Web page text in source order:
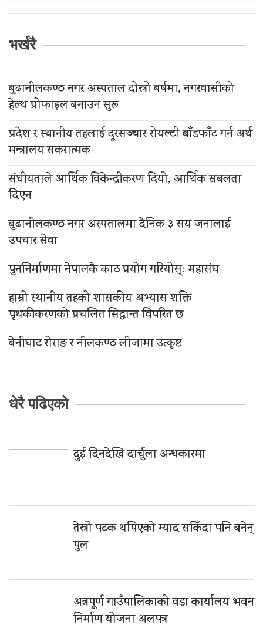
भर्खरै
बुढानीलकण्ठ नगर अस्पताल दोस्रो बर्षमा, नगरवासीको
हेल्थ प्रोफाइल बनाउन सुरू
प्रदेश र स्थानीय तहलाई दूरसञ्चार रोयल्टी बाँडफाँट गर्न अर्थ
मन्त्रालय सकरात्मक
संघीयताले आर्थिक विकेन्द्रीकरण दियो, आर्थिक सबलता
दिएन
बुढानीलकण्ठ नगर अस्पतालमा दैनिक ३ सय जनालाई
उपचार सेवा
पुननिर्माणमा नेपालकै काठ प्रयोग गरियोस्ः महासंघ
हाम्रो स्थानीय तहको शासकीय अभ्यास शक्ति
पृथकीकरणको प्रचलित सिद्धान्त विपरित छ
बेनीघाट रोराङ र नीलकण्ठ लीजामा उत्कृष्ट
धेरै पढिएको
दुई दिनदेखि दार्चुला अन्धकारमा
तेस्रो पटक थपिएको म्याद सकिँदा पनि बनेन्
पुल
अन्नपूर्ण गाउँपालिकाको वडा कार्यालय भवन
निर्माण योजना अलपत्र